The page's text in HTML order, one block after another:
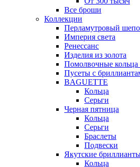
Все броши
Коллекции
Перламутровый
Империя света
Ренессанс
Изделия из золота
Помолвочные кольца
Пусеты с
BAGUETTE
Кольца
Серьги
Черная пятница
Кольца
Серьги
Браслеты
Подвески
Якутские
Кольца